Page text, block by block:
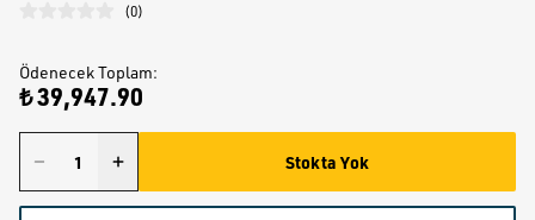
(0)
Ödenecek Toplam:
₺ 39,947.90
Stokta Yok